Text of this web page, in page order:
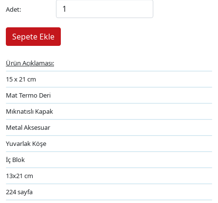
Adet:
Ürün Açıklaması:
15 x 21 cm
Mat Termo Deri
Mıknatıslı Kapak
Metal Aksesuar
Yuvarlak Köşe
İç Blok
13x21 cm
224 sayfa